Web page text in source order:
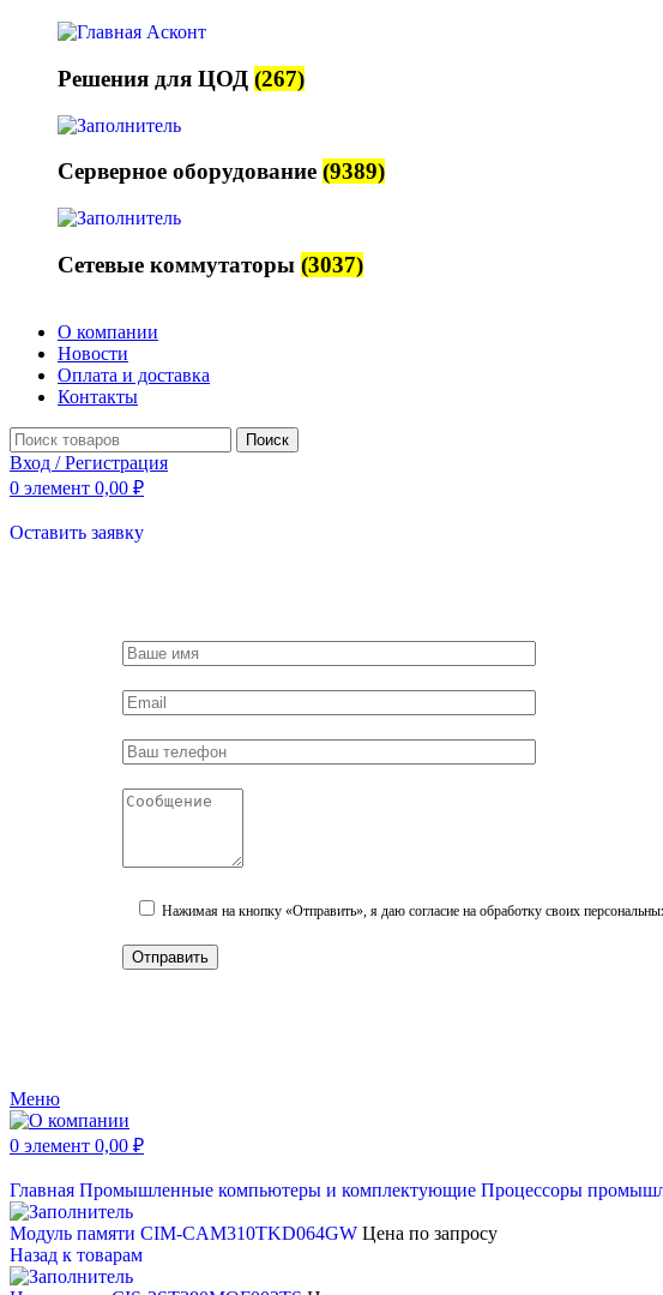
Решения для ЦОД (267)
Серверное оборудование (9389)
Сетевые коммутаторы (3037)
О компании
Новости
Оплата и доставка
Контакты
Поиск
Вход / Регистрация
0 элемент 0,00 ₽
Оставить заявку
Нажимая на кнопку «Отправить», я даю согласие на обработку своих
Меню
0 элемент 0,00 ₽
Главная Промышленные компьютеры и комплектующие Процессоры
Модуль памяти CIM-CAM310TKD064GW Цена по запросу
Назад к товарам